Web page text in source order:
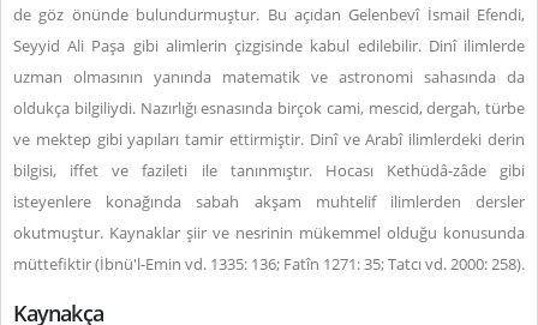
de göz önünde bulundurmuştur. Bu açıdan Gelenbevî İsmail Efendi,
Seyyid Ali Paşa gibi alimlerin çizgisinde kabul edilebilir. Dinî ilimlerde
uzman olmasının yanında matematik ve astronomi sahasında da
oldukça bilgiliydi. Nazırlığı esnasında birçok cami, mescid, dergah, türbe
ve mektep gibi yapıları tamir ettirmiştir. Dinî ve Arabî ilimlerdeki derin
bilgisi, iffet ve fazileti ile tanınmıştır. Hocası Kethüdâ-zâde gibi
isteyenlere konağında sabah akşam muhtelif ilimlerden dersler
okutmuştur. Kaynaklar şiir ve nesrinin mükemmel olduğu konusunda
müttefiktir (İbnü'l-Emin vd. 1335: 136; Fatîn 1271: 35; Tatcı vd. 2000: 258).
Kaynakça